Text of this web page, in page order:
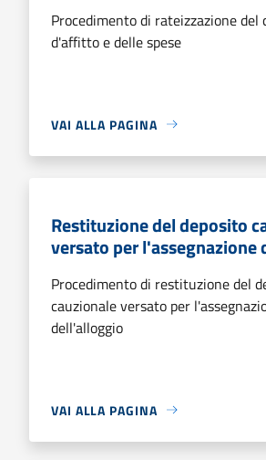
Procedimento di rateizzazione del
d'affitto e delle spese
VAI ALLA PAGINA
Restituzione del deposito
versato per
Procedimento di restituzione del
cauzionale versato per
dell'alloggio
VAI ALLA PAGINA